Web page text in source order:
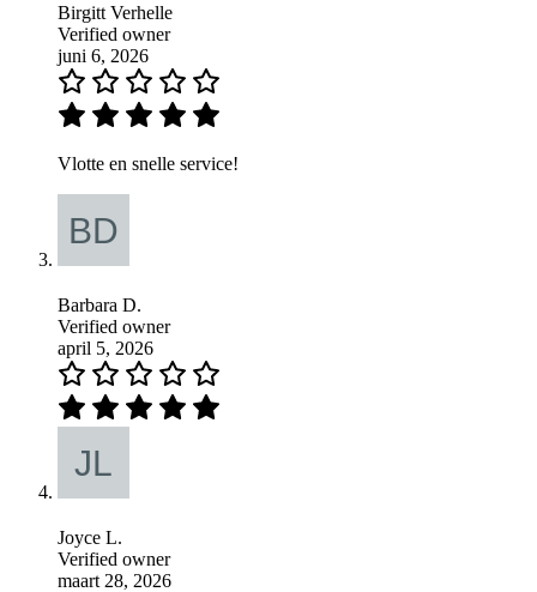
Birgitt Verhelle
Verified owner
juni 6, 2026
Vlotte en snelle service!
Barbara D.
Verified owner
april 5, 2026
Joyce L.
Verified owner
maart 28, 2026